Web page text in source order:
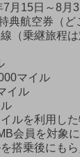
月15日～8月
典航空券（ど
（乗継旅程は
マイル
イル
ルを利用し
会員を対象
搭乗後にもら